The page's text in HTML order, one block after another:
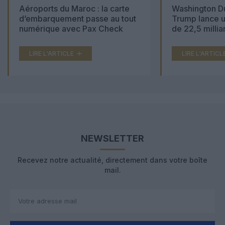
Aéroports du Maroc : la carte
d’embarquement passe au tout
numérique avec Pax Check
LIRE L'ARTICLE
Washington
Trump lance
de 22,5
LIRE
NEWSLETTER
Recevez notre actualité, directement dans votre boîte
mail.